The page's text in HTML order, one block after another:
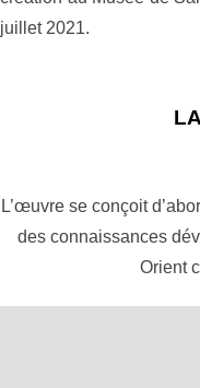
juillet 2021.
L’œuvre se conçoit
des connaissances
Orient